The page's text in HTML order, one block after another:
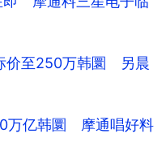
价至250万韩圜 另晨
万亿韩圜 摩通唱好料